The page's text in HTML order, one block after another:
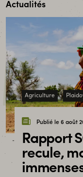
Fondations
Actualités
Agriculture
Publié le 6 août
Rapport
recule,